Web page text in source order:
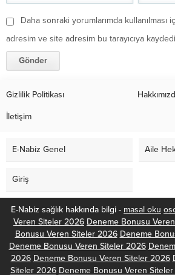
Daha sonraki yorumlarımda kullanılması
adresim ve site adresim bu tarayıcıya
Gizlilik Politikası
İletişim
E-Nabiz Genel Aile
Giriş
E-Nabiz sağlık hakkında bilgi - masal oku
Veren Siteler 2026 Deneme Bonusu
Bonusu Veren Siteler 2026 Deneme
Deneme Bonusu Veren Siteler 2026
2026 Deneme Bonusu Veren Siteler 2026
Siteler 2026 Deneme Bonusu Veren